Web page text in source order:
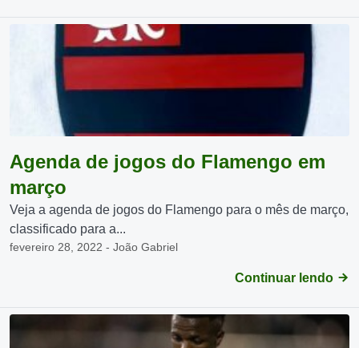
Agenda de jogos do Flamengo em
março
Veja a agenda de jogos do Flamengo para o mês de março,
classificado para a...
fevereiro 28, 2022 - João Gabriel
Continuar lendo